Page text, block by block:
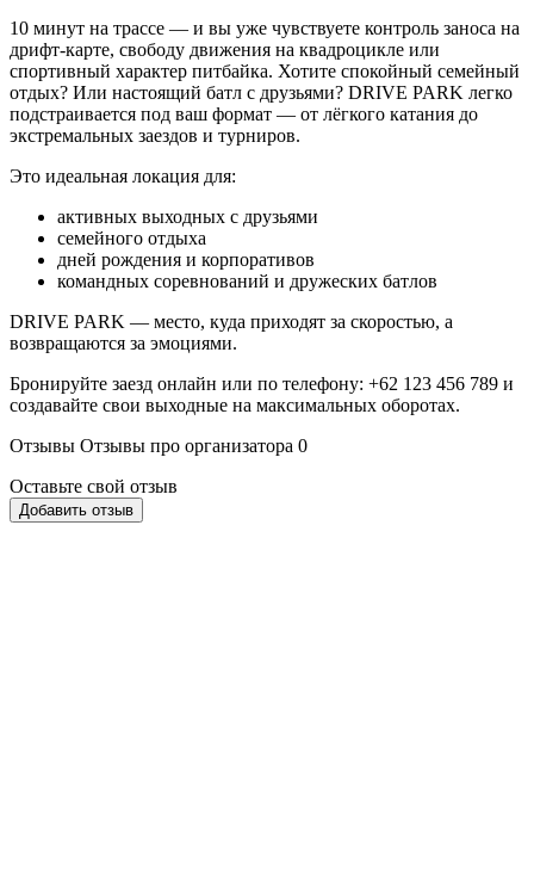
10 минут на трассе — и вы уже чувствуете контроль заноса на
дрифт-карте, свободу движения на квадроцикле или
спортивный характер питбайка. Хотите спокойный семейный
отдых? Или настоящий батл с друзьями? DRIVE PARK легко
подстраивается под ваш формат — от лёгкого катания до
экстремальных заездов и турниров.
Это идеальная локация для:
активных выходных с друзьями
семейного отдыха
дней рождения и корпоративов
командных соревнований и дружеских батлов
DRIVE PARK — место, куда приходят за скоростью, а
возвращаются за эмоциями.
Бронируйте заезд онлайн или по телефону: +62 123 456 789 и
создавайте свои выходные на максимальных оборотах.
Отзывы Отзывы про организатора 0
Оставьте свой отзыв
Добавить отзыв